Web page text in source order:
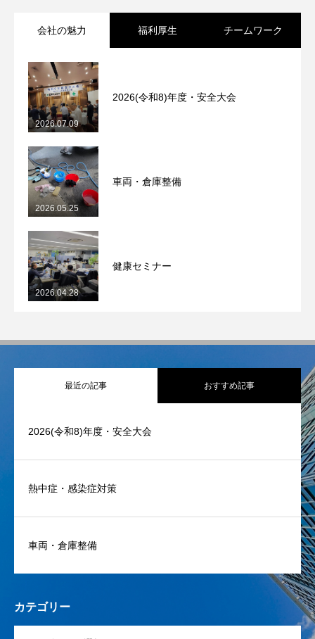
会社の魅力 福利厚生 チームワーク
2026(令和8)年度・安全大会
2026.07.09
車両・倉庫整備
2026.05.25
健康セミナー
2026.04.28
最近の記事 おすすめ記事
2026(令和8)年度・安全大会
熱中症・感染症対策
車両・倉庫整備
カテゴリー